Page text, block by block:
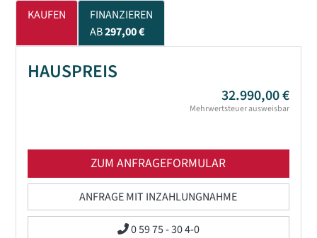
KAUFEN
FINANZIEREN
AB297,00 €
HAUSPREIS
32.990,00 €
Mehrwertsteuer ausweisbar
ZUM ANFRAGEFORMULAR
ANFRAGE MIT INZAHLUNGNAHME
0 59 75 - 30 4-0